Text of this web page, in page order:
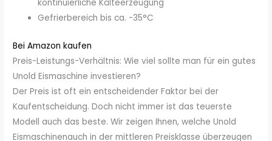
kontinuierliche Kälteerzeugung
Gefrierbereich bis ca. -35°C
Bei Amazon kaufen
Preis-Leistungs-Verhältnis: Wie viel sollte man für ein gutes
Unold Eismaschine investieren?
Der Preis ist oft ein entscheidender Faktor bei der
Kaufentscheidung. Doch nicht immer ist das teuerste
Modell auch das beste. Wir zeigen Ihnen, welche Unold
Eismaschinenauch in der mittleren Preisklasse überzeugen